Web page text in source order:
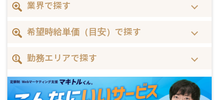
業界で探す
希望時給単価（目安）で探す
勤務エリアで探す